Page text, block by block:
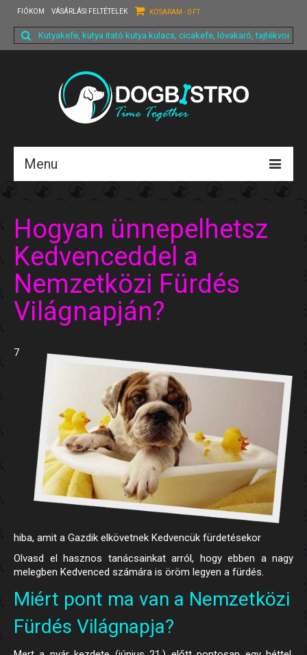
FIÓKOM VÁSÁRLÁSI FELTÉTELEK KOSARAM - 0 FT
Search
for:
Menu
Fiókom
Termékeink
Rólunk
Regisztráció
Blog
Kapcsolat
Hogyan ünnepelhetsz
Kedvenceddel a
Nemzetközi Fürdés
Világnapján?
7
hiba, amit a Gazdik elkövetnek Kedvencük fürdetésekor
Olvasd el hasznos tanácsainkat arról, hogy ebben a nagy
melegben Kedvenced számára is öröm legyen a fürdés.
Miért pont ma van a Nemzetközi
Fürdés Világnapja?